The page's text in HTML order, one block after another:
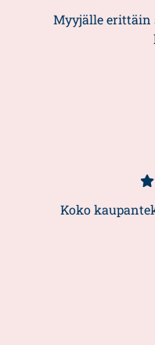
5/5
Myyjälle erittäin
5/5
Koko